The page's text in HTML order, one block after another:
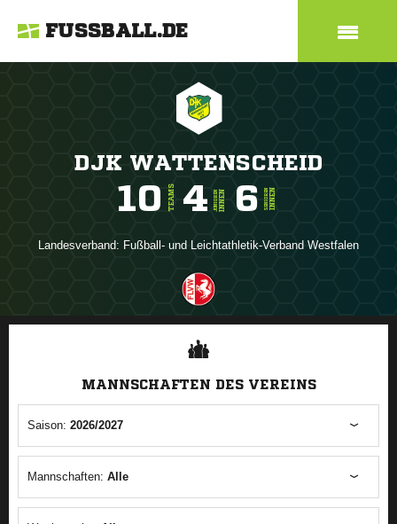
FUSSBALL.DE
DJK WATTENSCHEID
10 TEAMS 4 JUNIORENINNEN 6 SENIORENINNEN
Landesverband: Fußball- und Leichtathletik-Verband Westfalen
ANZEIGE
MANNSCHAFTEN DES VEREINS
Saison: 2026/2027
Mannschaften: Alle